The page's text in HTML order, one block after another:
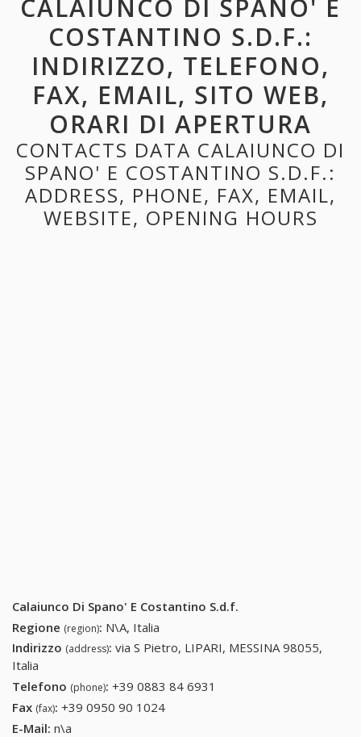
CALAIUNCO DI SPANO' E
COSTANTINO S.D.F.:
INDIRIZZO, TELEFONO,
FAX, EMAIL, SITO WEB,
ORARI DI APERTURA
CONTACTS DATA CALAIUNCO DI
SPANO' E COSTANTINO S.D.F.:
ADDRESS, PHONE, FAX, EMAIL,
WEBSITE, OPENING HOURS
Calaiunco Di Spano' E Costantino S.d.f.
Regione (region): N\A, Italia
Indirizzo (address): via S Pietro, LIPARI, MESSINA 98055,
Italia
Telefono (phone): +39 0883 84 6931
Fax (fax): +39 0950 90 1024
E-Mail: n\a